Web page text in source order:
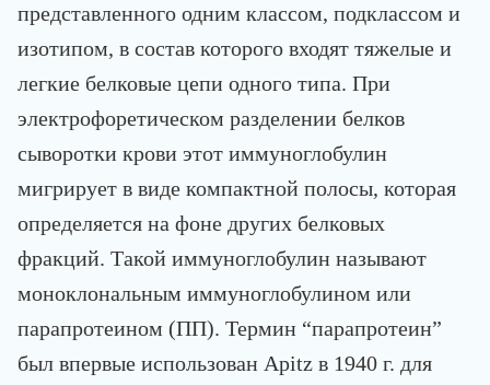
представленного одним классом, подклассом и
изотипом, в состав которого входят тяжелые и
легкие белковые цепи одного типа. При
электрофоретическом разделении белков
сыворотки крови этот иммуноглобулин
мигрирует в виде компактной полосы, которая
определяется на фоне других белковых
фракций. Такой иммуноглобулин называют
моноклональным иммуноглобулином или
парапротеином (ПП). Термин “парапротеин”
был впервые использован Apitz в 1940 г. для